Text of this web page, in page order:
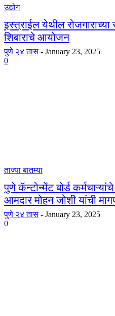
उद्योग
इस्त्राईल येथील रोजगाराच्या
शिबाराचे आयोजन
पुणे २४ तास - January 23, 2025
0
ताज्या बातम्या
पुणे कॅन्टोन्मेंट बोर्ड
आमदार मोहन जोशी यांची
पुणे २४ तास - January 23, 2025
0